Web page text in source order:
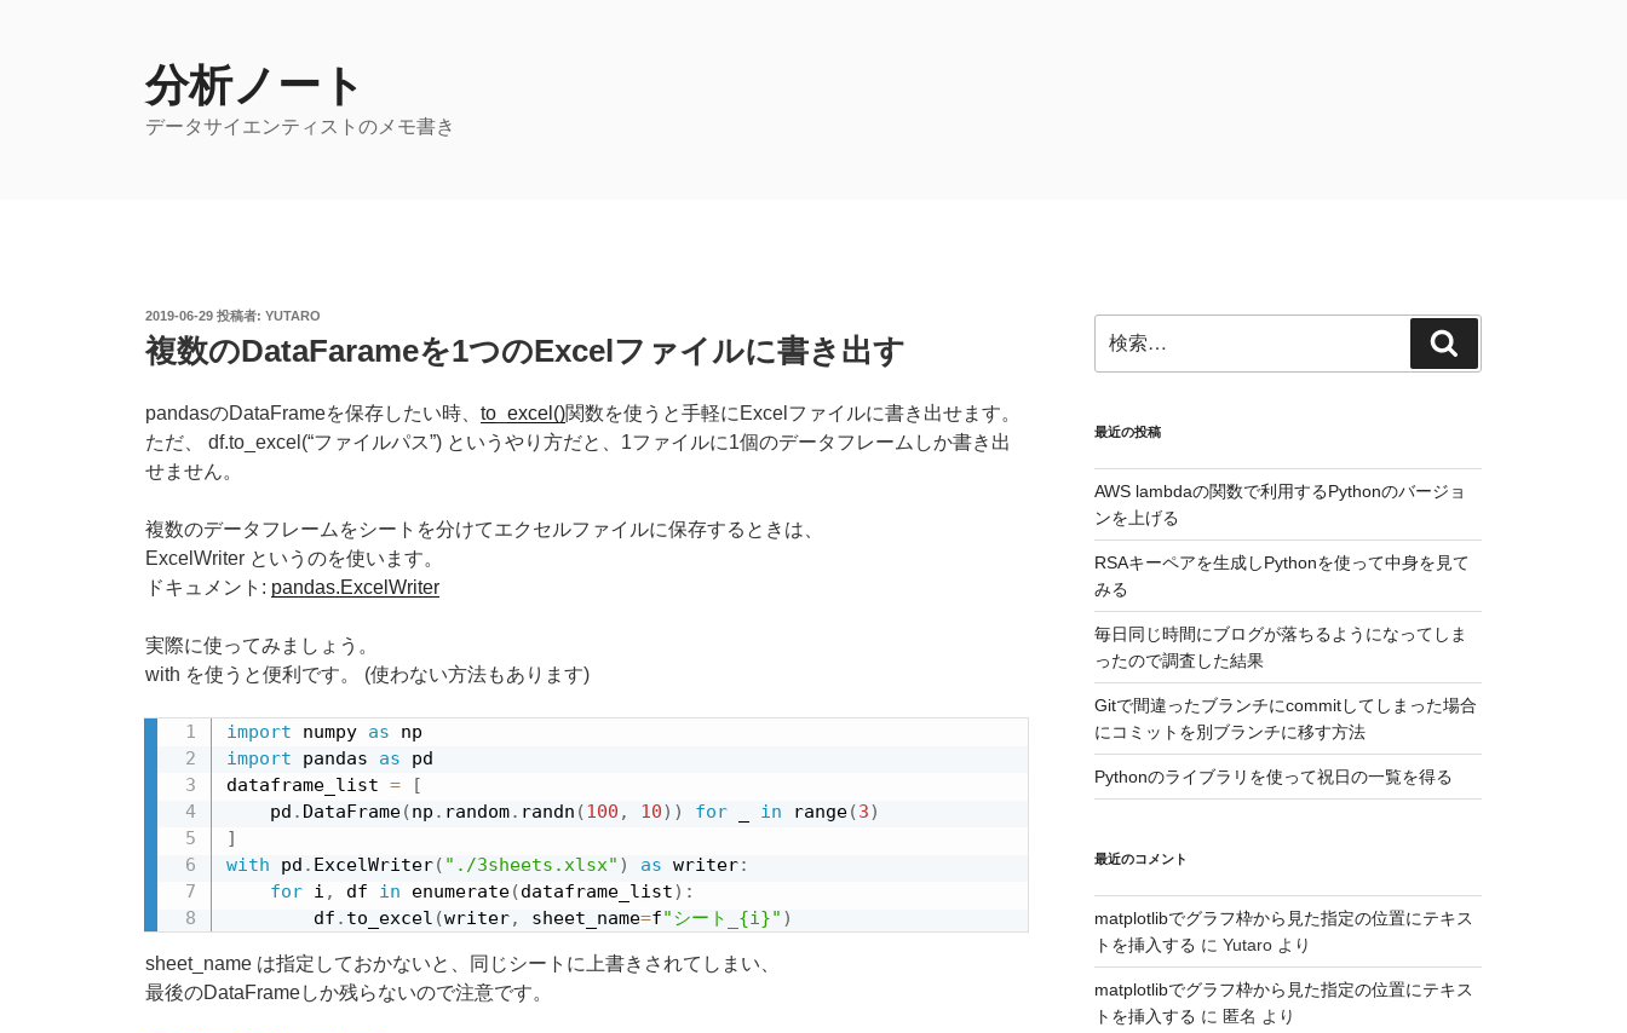
分析ノート
データサイエンティストのメモ書き
投
稿
日:
2019-06-29 投稿者: YUTARO
複数のDataFarameを1つのExcelファイルに書き出す
pandasのDataFrameを保存したい時、 to_excel()関数を使うと手軽にExcelファイルに書き出せます。
ただ、 df.to_excel(“ファイルパス”) というやり方だと、1ファイルに1個のデータフレームしか書き出
せません。
複数のデータフレームをシートを分けてエクセルファイルに保存するときは、
ExcelWriter というのを使います。
ドキュメント: pandas.ExcelWriter
実際に使ってみましょう。
with を使うと便利です。 (使わない方法もあります)
import numpy as
import pandas as pd
dataframe_list =
[
    pd
. DataFrame(np . random. randn (100 , 10) ) for in range(3)
]
with pd . ExcelWriter( "./3sheets.xlsx" ) as writer:
for i , df in enumerate(dataframe_list) :
        df
. to_excel (writer, sheet_name=f"シート_{i}" )
sheet_name は指定しておかないと、同じシートに上書きされてしまい、
最後のDataFrameしか残らないので注意です。
索:
索
最近の投稿
AWS lambdaの関数で利用するPythonのバージョ
ンを上げる
RSAキーペアを生成しPythonを使って中身を見て
みる
毎日同じ時間にブログが落ちるようになってしま
ったので調査した結果
Gitで間違ったブランチにcommitしてしまった場合
にコミットを別ブランチに移す方法
Pythonのライブラリを使って祝日の一覧を得る
最近のコメント
matplotlibでグラフ枠から見た指定の位置にテキス
トを挿入する に Yutaroより
matplotlibでグラフ枠から見た指定の位置にテキス
トを挿入する に 匿名 より